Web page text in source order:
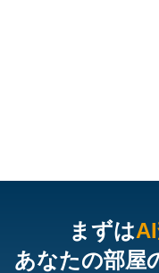
まずは
あなたの部屋